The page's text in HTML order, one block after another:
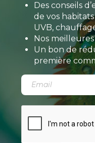
Des conseils
de vos
UVB,
Nos
Un bon de
première